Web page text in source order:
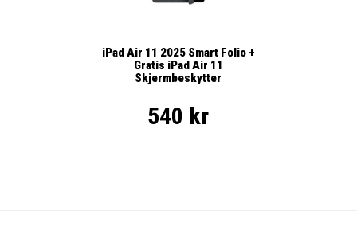
iPad Air 11 2025 Smart Folio +
Gratis iPad Air 11
Skjermbeskytter
540 kr